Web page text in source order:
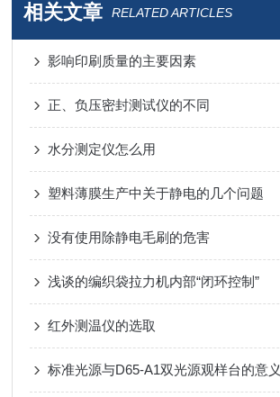
相关文章 RELATED ARTICLES
影响印刷质量的主要因素
正、负压密封测试仪的不同
水分测定仪怎么用
塑料薄膜生产中关于静电的几个问题
没有使用除静电毛刷的危害
浅谈的编织袋拉力机内部“闭环控制”
红外测温仪的选取
标准光源与D65-A1双光源观样台的意义